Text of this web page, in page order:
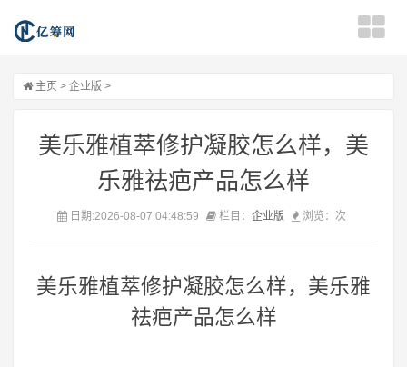
主页 > 企业版 >
美乐雅植萃修护凝胶怎么样，美
乐雅祛疤产品怎么样
日期:2026-08-07 04:48:59 栏目： 企业版 浏览： 次
美乐雅植萃修护凝胶怎么样，美乐雅
祛疤产品怎么样